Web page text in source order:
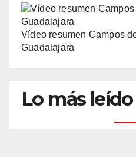
Vídeo resumen Campos
Guadalajara
Lo más leído